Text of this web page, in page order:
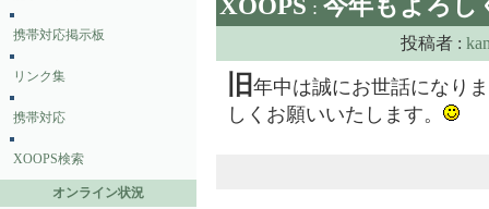
携帯対応掲示板
リンク集
携帯対応
XOOPS検索
オンライン状況
:
投稿者 :
旧 年中は誠にお世話になり
しくお願いいたします。